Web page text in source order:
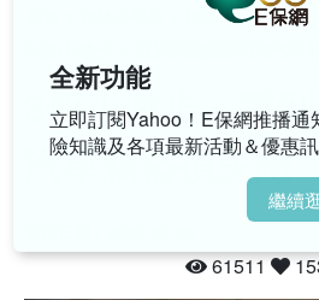
汽車 >
3個小撇步～買
汽車竊盜損失險
61511
全新功能
立即訂閱Yahoo！E保網推播通
險知識及各項最新活動＆優惠訊
繼續